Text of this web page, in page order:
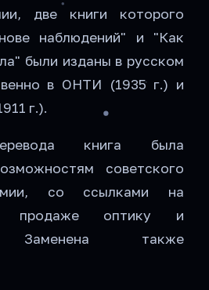
две книги которого
наблюдений" и "Как
были изданы в русском
в ОНТИ (1935 г.) и
г.).
книга была
советского
со ссылками на
продаже оптику и
Заменена также